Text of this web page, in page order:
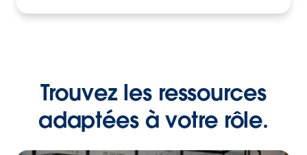
Trouvez les ressources
adaptées à votre rôle.